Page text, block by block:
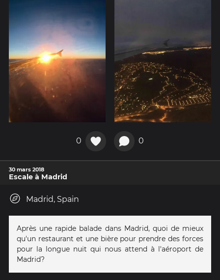
0 0
30 mars 2018
Escale à Madrid
Madrid, Spain
Après une rapide balade dans Madrid, quoi de mieux
qu'un restaurant et une bière pour prendre des forces
pour la longue nuit qui nous attend à l'aéroport de
Madrid?